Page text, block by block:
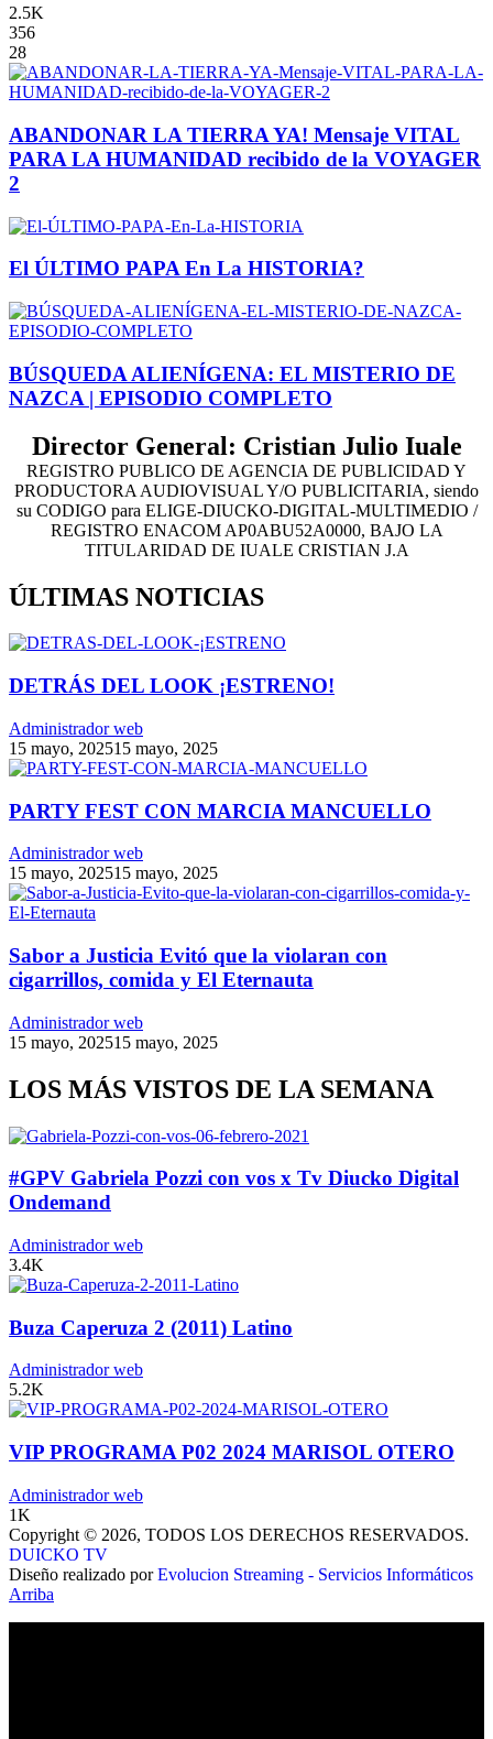
2.5K
356
28
ABANDONAR LA TIERRA YA! Mensaje VITAL
PARA LA HUMANIDAD recibido de la VOYAGER
2
El ÚLTIMO PAPA En La HISTORIA?
BÚSQUEDA ALIENÍGENA: EL MISTERIO DE
NAZCA | EPISODIO COMPLETO
Director General: Cristian Julio Iuale
REGISTRO PUBLICO DE AGENCIA DE PUBLICIDAD Y
PRODUCTORA AUDIOVISUAL Y/O PUBLICITARIA, siendo
su CODIGO para ELIGE-DIUCKO-DIGITAL-MULTIMEDIO /
REGISTRO ENACOM AP0ABU52A0000, BAJO LA
TITULARIDAD DE IUALE CRISTIAN J.A
ÚLTIMAS NOTICIAS
DETRÁS DEL LOOK ¡ESTRENO!
Administrador web
15 mayo, 202515 mayo, 2025
PARTY FEST CON MARCIA MANCUELLO
Administrador web
15 mayo, 202515 mayo, 2025
Sabor a Justicia Evitó que la violaran con
cigarrillos, comida y El Eternauta
Administrador web
15 mayo, 202515 mayo, 2025
LOS MÁS VISTOS DE LA SEMANA
#GPV Gabriela Pozzi con vos x Tv Diucko Digital
Ondemand
Administrador web
3.4K
Buza Caperuza 2 (2011) Latino
Administrador web
5.2K
VIP PROGRAMA P02 2024 MARISOL OTERO
Administrador web
1K
Copyright © 2026, TODOS LOS DERECHOS RESERVADOS.
DUICKO TV
Diseño realizado porEvolucion Streaming - Servicios Informáticos
Arriba